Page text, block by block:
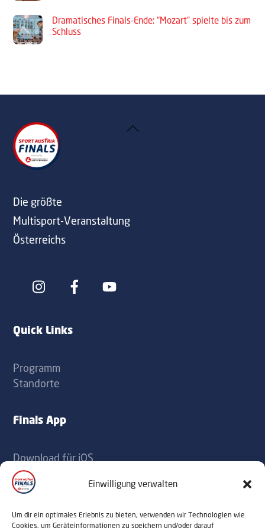
Einwilligung verwalten
Um dir ein optimales Erlebnis zu bieten, verwenden wir Technologien wie
Cookies, um Geräteinformationen zu speichern und/oder darauf
Dramatisches Finals-Ende: “Mozart” spielte bis zum
Schluss
Back
Die größte
Multisport-Veranstaltung
Österreichs
Icon
Icon
Quick Links
Programm
Standorte
Finals App
Download für iOS
Download für Android
Kontakt